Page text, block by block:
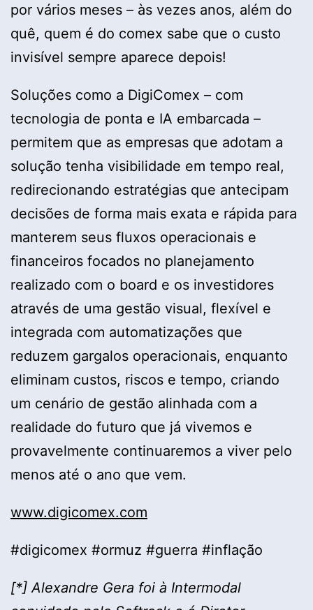
por vários meses – às vezes anos, além do
quê, quem é do comex sabe que o custo
invisível sempre aparece depois!
Soluções como a DigiComex – com
tecnologia de ponta e IA embarcada –
permitem que as empresas que adotam a
solução tenha visibilidade em tempo real,
redirecionando estratégias que antecipam
decisões de forma mais exata e rápida para
manterem seus fluxos operacionais e
financeiros focados no planejamento
realizado com o board e os investidores
através de uma gestão visual, flexível e
integrada com automatizações que
reduzem gargalos operacionais, enquanto
eliminam custos, riscos e tempo, criando
um cenário de gestão alinhada com a
realidade do futuro que já vivemos e
provavelmente continuaremos a viver pelo
menos até o ano que vem.
www.digicomex.com
#digicomex #ormuz #guerra #inflação
[*] Alexandre Gera foi à Intermodal